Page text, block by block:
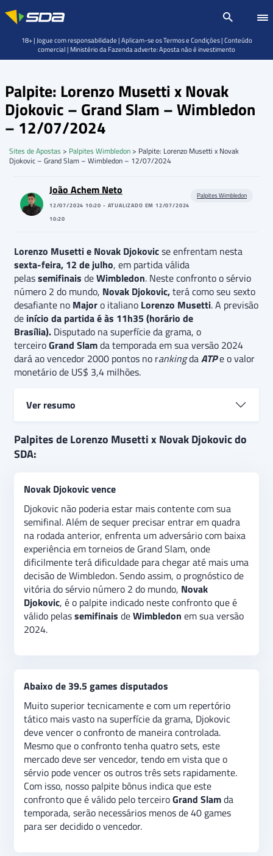
Palpite: Lorenzo Musetti x Novak
Djokovic – Grand Slam – Wimbledon
– 12/07/2024
Sites de Apostas > Palpites Wimbledon > Palpite: Lorenzo Musetti x Novak
Djokovic – Grand Slam – Wimbledon – 12/07/2024
João Achem Neto
12/07/2024 10:20 - ATUALIZADO EM 12/07/2024
10:20
Palpites Wimbledon
Lorenzo Musetti e Novak Djokovicse enfrentam nesta
sexta-feira, 12 de julho, em partida válida
pelassemifinais deWimbledon. Neste confronto o sérvio
número 2 do mundo, Novak Djokovic,terá como seu sexto
desafiante no Majoro italiano Lorenzo Musetti. A previsão
de início da partida é às 11h35 (horário de
Brasília). Disputado na superfície da grama, o
terceiroGrand Slamda temporada em sua versão 2024
dará ao vencedor 2000 pontos no rankingdaATPe o valor
monetário de US$ 3,4 milhões.
Ver resumo
Lorenzo Musettie Novak Djokovicse enfrentam
nas
como seu sexto adversário na competição o italiano
Lorenzo Musetti.O palpite éde vitória doNovak
Djokovic,que chega descansado fisicamente e
enfrenta um adversário com baixo repertório tático
na superfície da grama Além disso, há a expectativa
de que a partida seja pouco equilibrada, indicando
uma aposta de“abaixo de 39.5 games”.
Palpites de Lorenzo Musetti x Novak Djokovic do
SDA:
Novak Djokovic vence
Djokovic não poderia estar mais contente com sua
semifinal. Além de sequer precisar entrar em quadra
na rodada anterior, enfrenta um adversário com baixa
experiência em torneios de Grand Slam, onde
dificilmente terá dificuldade para chegar até mais uma
decisão de Wimbledon. Sendo assim, o prognóstico de
vitória do sérvio número 2 do mundo, Novak
Djokovic, é o palpite indicado neste confronto que é
válido pelassemifinais deWimbledon em sua versão
2024.
Abaixo de 39.5 games disputados
Muito superior tecnicamente e com um repertório
tático mais vasto na superfície da grama, Djokovic
deve vencer o confronto de maneira controlada.
Mesmo que o confronto tenha quatro sets, este
mercado deve ser vencedor, tendo em vista que o
sérvio pode vencer os outros três sets rapidamente.
Com isso, nosso palpite bônus indica que este
confronto que é válido pelo terceiroGrand Slamda
temporada, serão necessários menos de 40 games
para ser decidido o vencedor.
18+ | Jogue com responsabilidade | Aplicam-se os Termos e Condições | Conteúdo
comercial | Ministério da Fazenda adverte: Aposta não é investimento